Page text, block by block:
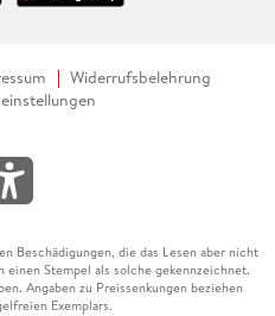
Widerrufsbelehrung
Beschädigungen, die das Lesen aber nicht
Stempel als solche gekennzeichnet.
Angaben zu Preissenkungen beziehen
Exemplars.